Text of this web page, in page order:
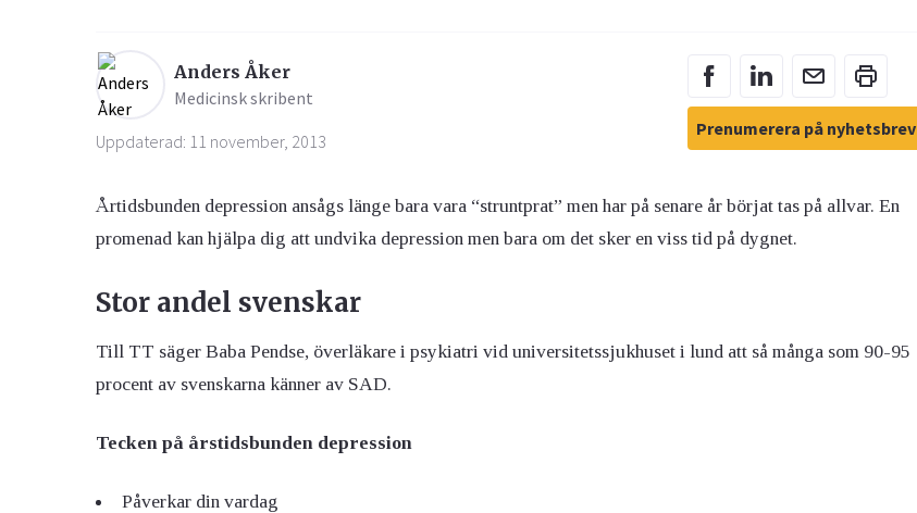
Ögon & Öron
Övervikt
Anders Åker
Medicinsk skribent
Uppdaterad: 11 november, 2013
Prenumerera på nyhetsbrev
Årtidsbunden depression ansågs länge bara vara “struntprat” men har på senare år börjat tas på allvar. En
promenad kan hjälpa dig att undvika depression men bara om det sker en viss tid på dygnet.
Stor andel svenskar
Till TT säger Baba Pendse, överläkare i psykiatri vid universitetssjukhuset i lund att så många som 90-95
procent av svenskarna känner av SAD.
Tecken på årstidsbunden depression
Påverkar din vardag